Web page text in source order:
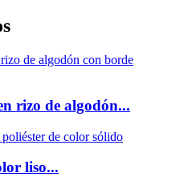
rizo de algodón...
liso...